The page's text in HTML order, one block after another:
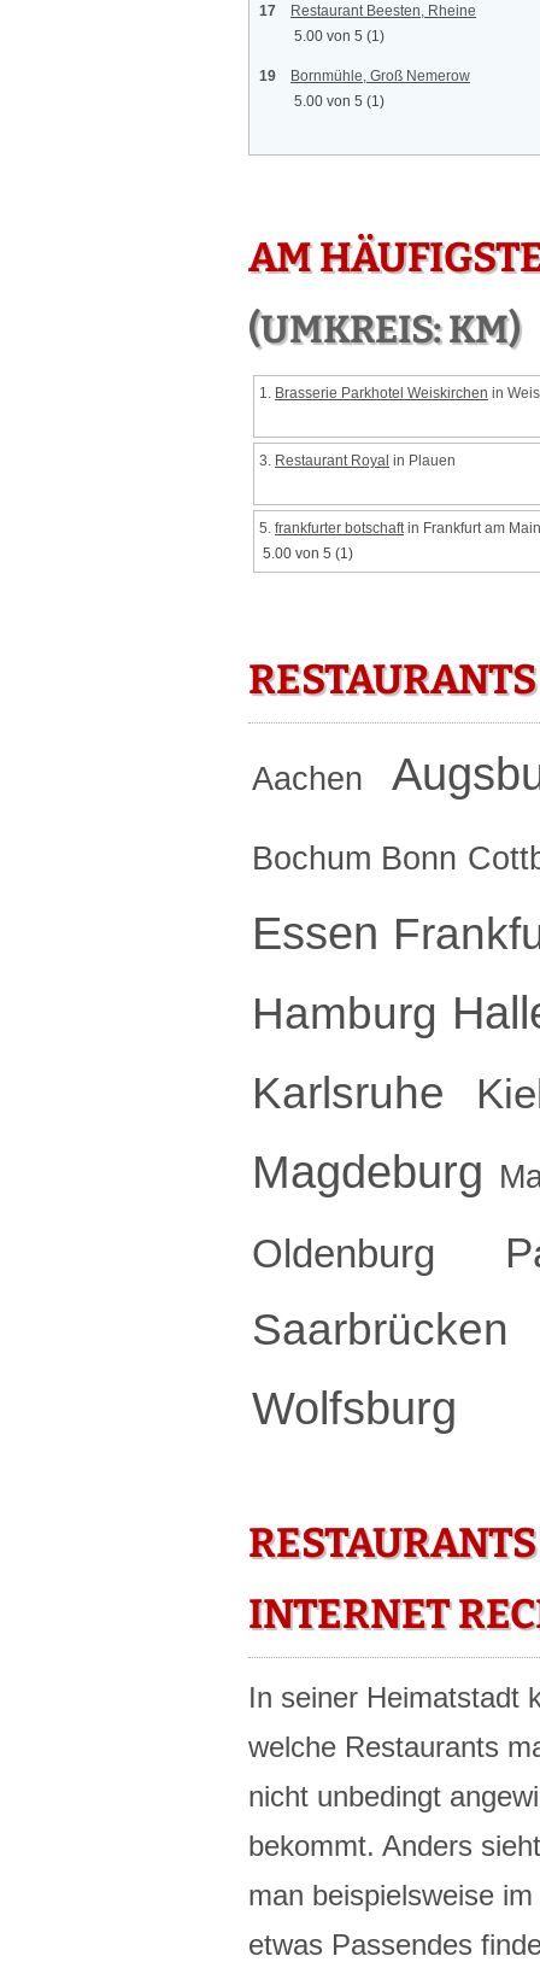
17
Restaurant Beesten, Rheine
5.00 von 5 (1)
19
Bornmühle, Groß Nemerow
5.00 von 5 (1)
AM
(UMKREIS: KM)
1. Brasserie Parkhotel Weiskirchen in
3. Restaurant Royal in Plauen
5. frankfurter botschaftin Frankfurt am Main
5.00 von 5 (1)
Aachen
Bochum Bonn
Essen
Hamburg
Karlsruhe
Magdeburg
Oldenburg
Saarbrücken
Wolfsburg
INTERNET
In seiner Heimatstadt
welche Restaurants
nicht unbedingt
bekommt. Anders
man beispielsweise
etwas Passendes